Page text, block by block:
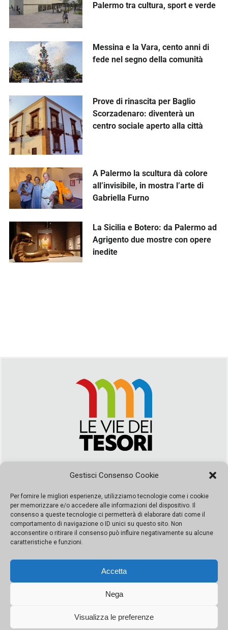
Gestisci Consenso Cookie
Per fornire le migliori esperienze, utilizziamo tecnologie come i cookie
per memorizzare e/o accedere alle informazioni del dispositivo. Il
consenso a queste tecnologie ci permetterà di elaborare dati come il
comportamento di navigazione o ID unici su questo sito. Non
acconsentire o ritirare il consenso può influire negativamente su alcune
caratteristiche e funzioni.
Accetta
Nega
Visualizza le preferenze
Palermo tra cultura, sport e verde
Messina e la Vara, cento anni di
fede nel segno della comunità
Prove di rinascita per Baglio
Scorzadenaro: diventerà un
centro sociale aperto alla città
A Palermo la scultura dà colore
all’invisibile, in mostra l’arte di
Gabriella Furno
La Sicilia e Botero: da Palermo ad
Agrigento due mostre con opere
inedite
segreteria@leviedeitesori.it
Direttore ResponsabileMarcello Barbaro – Aut. del tribunale di
Palermo n. 19 del 2017 iscrizione al roc numero 37003 Editore
Porta Felice Srl. Sede legale: Via Libertà 93 – 90143 Palermo
Società iscritta alla Camera di Commercio di Palermo Ufficio
065228208251 Capitale 10000 euro IV